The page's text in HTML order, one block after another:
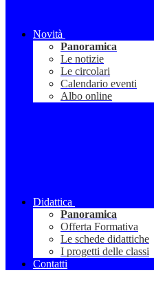
Novità
Panoramica
Le notizie
Le circolari
Calendario eventi
Albo online
Didattica
Panoramica
Offerta Formativa
Le schede didattiche
I progetti delle classi
Contatti